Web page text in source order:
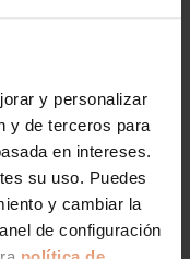
y personalizar
y de terceros para
en intereses.
su uso. Puedes
y cambiar la
de configuración
y
sido
funcione a la
y
los